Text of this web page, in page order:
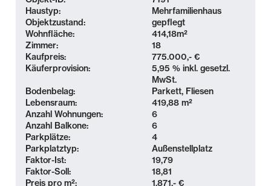
Haustür und einem ehemaligen Rittergutspark als
Waldpark in Sichtweite. Die Umgebung ist geprägt
von einer ruhigen Atmosphäre, guter Infrastruktur
und kurzen Wegen zu Einkaufsmöglichkeiten,
Schulen und dem Paunsdorf Center.
Weitere Grünflächen und Naherholungsgebiete wie
der Ostpark oder der nahegelegene Baggersee
laden zur Freizeitgestaltung ein. Die Anbindung an
den öffentlichen Nahverkehr sowie die Autobahn A14
ist hervorragend – ideal für Pendler und
Stadtliebhaber gleichermaßen.
Haustyp:
Mehrfamilienhaus
Objektzustand:
gepflegt
Wohnfläche:
414,18m²
Zimmer:
18
Kaufpreis:
775.000,- €
Käuferprovision:
5,95 % inkl. gesetzl.
MwSt.
Bodenbelag:
Parkett, Fliesen
Lebensraum:
419,88 m²
Anzahl Wohnungen:
6
Anzahl Balkone:
6
Parkplätze:
4
Parkplatztyp:
Außenstellplatz
Faktor-Ist:
19,79
Faktor-Soll:
18,81
Preis pro m²:
1.871,- €